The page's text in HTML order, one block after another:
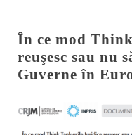
În ce mod
reuşesc sau nu
Guverne în